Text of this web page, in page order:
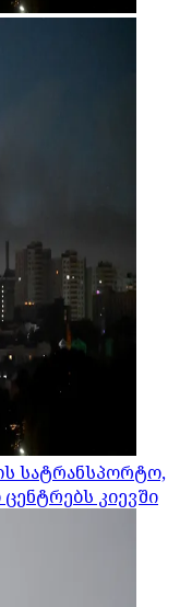
სატრანსპორტო,
კიევში